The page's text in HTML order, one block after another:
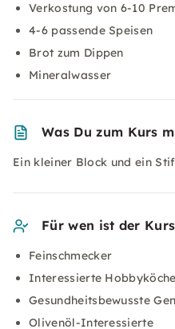
Verkostung von 6-10
4-6 passende Speisen
Brot zum Dippen
Mineralwasser
Was Du zum Kurs
Ein kleiner Block und ein
Für wen ist der
Feinschmecker
Interessierte Hobbyköche
Gesundheitsbewusste
Olivenöl-Interessierte